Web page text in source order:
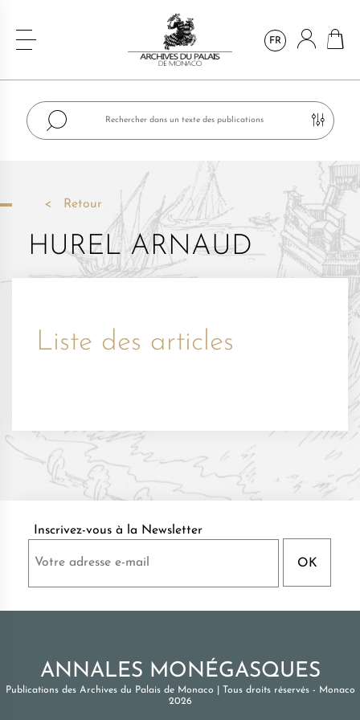
FR
Retour
HUREL ARNAUD
Liste des articles
Inscrivez-vous à la Newsletter
ANNALES MONÉGASQUES
Publications des Archives du Palais de Monaco
Tous droits réservés - Monaco
2026